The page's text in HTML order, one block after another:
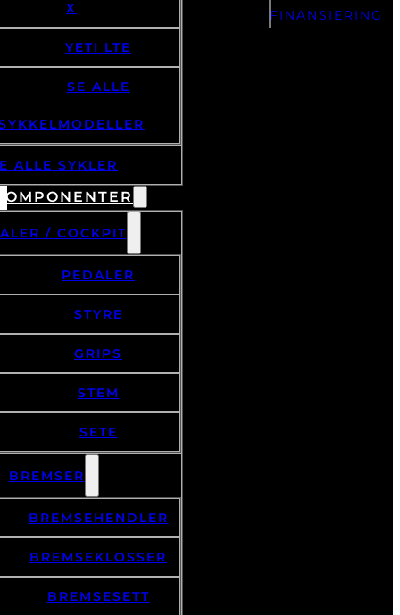
X
YETI LTE
ALLE SYKLER
PEDALER
STYRE
GRIPS
STEM
SETE
BREMSEHENDLER
BREMSEKLOSSER
OG
FINANSIERING